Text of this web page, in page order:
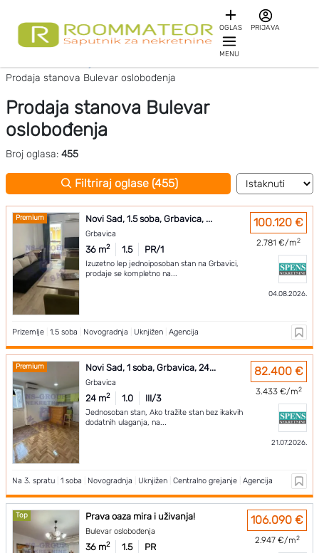
OGLAS PRIJAVA
MENU
Prodaja stanova Bulevar oslobođenja
Prodaja stanova Bulevar
oslobođenja
Broj oglasa: 455
Filtriraj oglase (455)
Premium Novi Sad, 1.5 soba, Grbavica, ...
Grbavica
36 m2 1.5 PR/1
Izuzetno lep jednoiposoban stan na Grbavici,
prodaje se kompletno na...
100.120 €
2.781 €/m2
04.08.2026.
Prizemlje 1.5 soba Novogradnja Uknjižen Agencija
Premium Novi Sad, 1 soba, Grbavica, 24...
Grbavica
24 m2 1.0 III/3
Jednosoban stan, Ako tražite stan bez ikakvih
dodatnih ulaganja, na...
82.400 €
3.433 €/m2
21.07.2026.
Na 3. spratu 1 soba Novogradnja Uknjižen Centralno grejanje Agencija
Top Prava oaza mira i uživanja!
Bulevar oslobođenja
36 m2 1.5 PR
106.090 €
2.947 €/m2